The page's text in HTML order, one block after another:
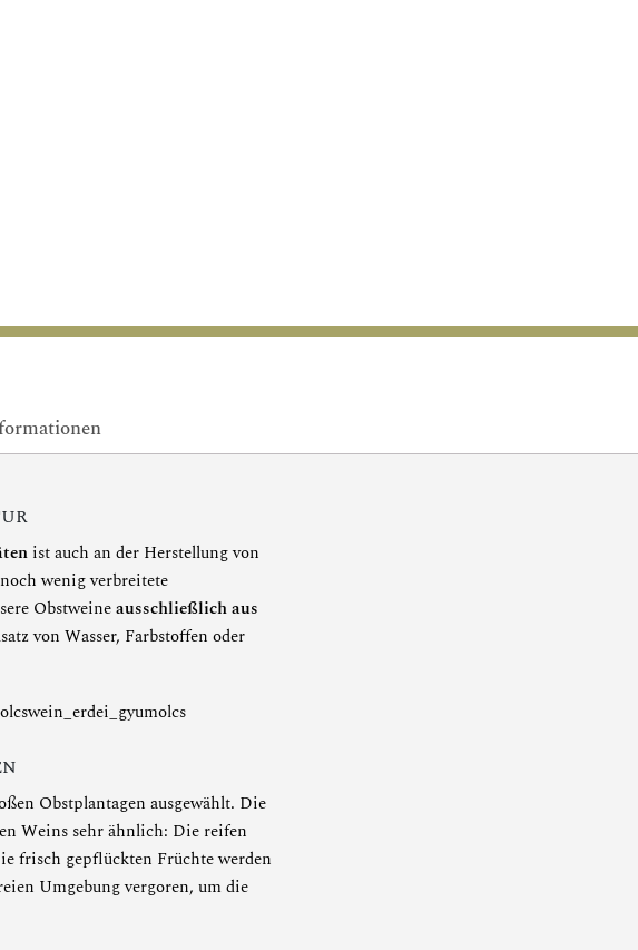
ist auch an der Herstellung von
wenig verbreitete
Obstweineausschließlich aus
von Wasser, Farbstoffen oder
Obstplantagen ausgewählt. Die
Weins sehr ähnlich: Die reifen
frisch gepflückten Früchte werden
Umgebung vergoren, um die